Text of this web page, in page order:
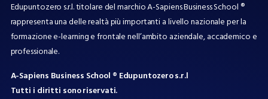
Edupuntozero s.r.l. titolare del marchio A-Sapiens Business School ®
rappresenta una delle realtà più importanti a livello nazionale per la
formazione e-learning e frontale nell’ambito aziendale, accademico e
professionale.
A-Sapiens Business School ® Edupuntozero s.r.l
Tutti i diritti sono riservati.